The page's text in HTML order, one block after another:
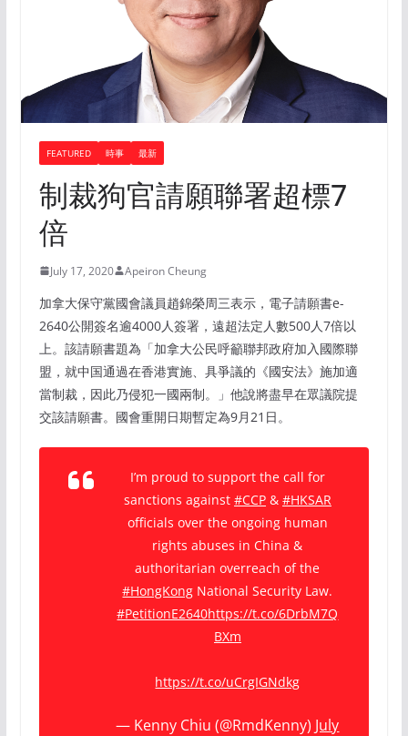
FEATURED 時事 最新
制裁狗官請願聯署超標7
倍
July 17, 2020 Apeiron Cheung
加拿大保守黨國會議員趙錦榮周三表示，電子請願書e-
2640公開簽名逾4000人簽署，遠超法定人數500人7倍以
上。該請願書題為「加拿大公民呼籲聯邦政府加入國際聯
盟，就中国通過在香港實施、具爭議的《國安法》施加適
當制裁，因此乃侵犯一國兩制。」他說將盡早在眾議院提
交該請願書。國會重開日期暫定為9月21日。
I’m proud to support the call for
sanctions against #CCP& #HKSAR
officials over the ongoing human
rights abuses in China &
authoritarian overreach of the
#HongKong National Security Law.
#PetitionE2640https://t.co/6DrbM7Q
BXm
https://t.co/uCrgIGNdkg
— Kenny Chiu (@RmdKenny) July